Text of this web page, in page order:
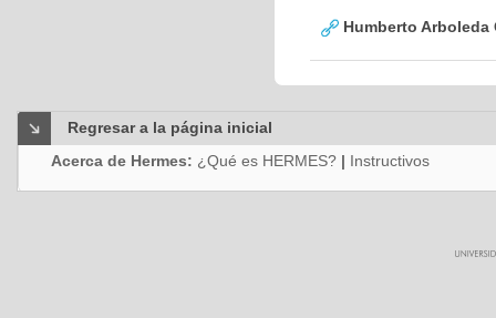
Humberto Arboleda
Regresar a la página inicial
Acerca de Hermes: ¿Qué es HERMES? | Instructivos